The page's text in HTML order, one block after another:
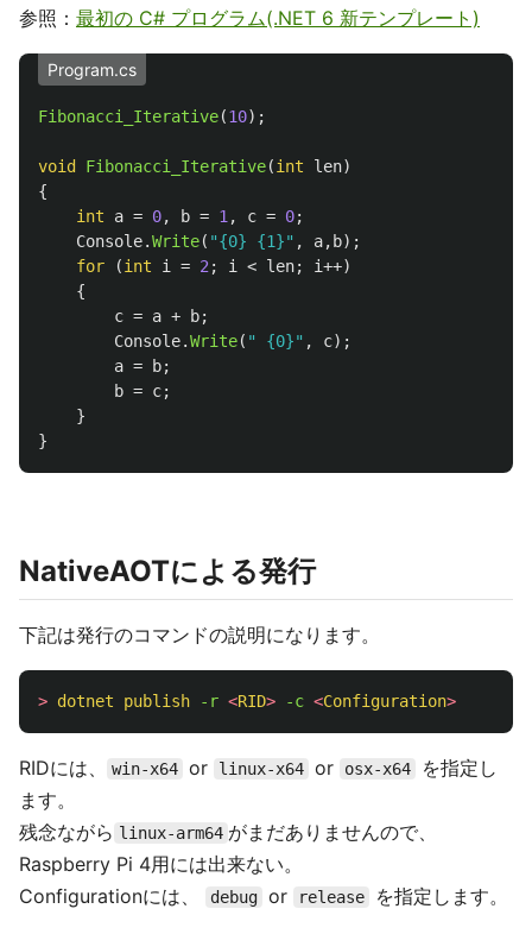
参照： 最初の C# プログラム(.NET 6 新テンプレート)
Program.cs
Fibonacci_Iterative(10);
void Fibonacci_Iterative(int len)
{
int
a = 0, b = 1 , c = 0;
Console.Write( "{0} {1}" , a, b);
for
(int i = 2 ; i < len; i++)
{
c = a + b;
Console.Write( " {0}" , c);
a = b;
b = c;
}
}
NativeAOTによる発行
下記は発行のコマンドの説明になります。
> dotnet publish -r <RID> -c <Configuration>
RIDには、 win-x64 or linux-x64 or osx-x64
を指定し
ます。
残念ながら linux-arm64 がまだありませんので、
Raspberry Pi 4用には出来ない。
Configurationには、
debug or release を指定します。